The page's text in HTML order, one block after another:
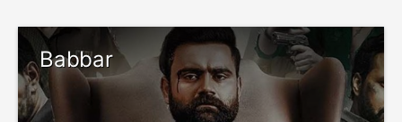
Babbar